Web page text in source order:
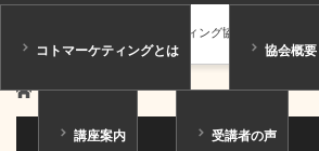
一般社団法人コトマーケティング協会
コトマーケティングとは 協会概要
講座案内 受講者の声
ホーム 講師紹介
講師紹介